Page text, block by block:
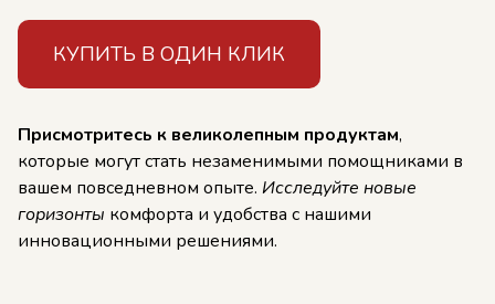
КУПИТЬ В ОДИН КЛИК
Присмотритесь к великолепным продуктам,
которые могут стать незаменимыми помощниками в
вашем повседневном опыте. Исследуйте новые
горизонты комфорта и удобства с нашими
инновационными решениями.